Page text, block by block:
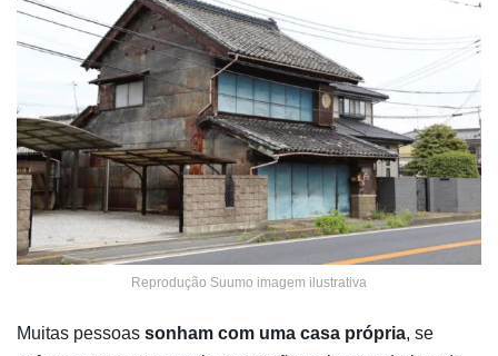
Reprodução Suumo imagem ilustrativa
Muitas pessoas sonham com uma casa própria, se